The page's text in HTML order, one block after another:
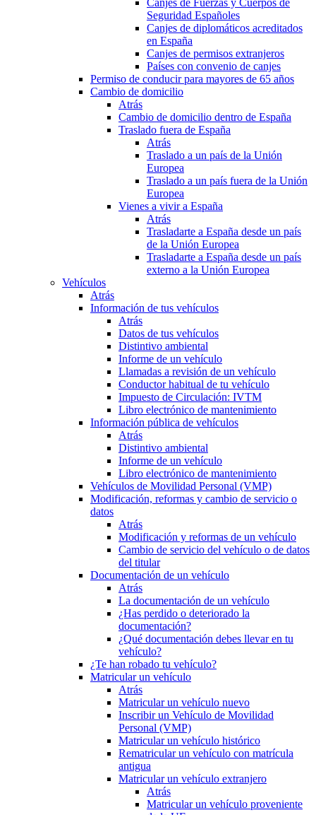
Canjes de Fuerzas y Cuerpos de
Seguridad Españoles
Canjes de diplomáticos acreditados
en España
Canjes de permisos extranjeros
Países con convenio de canjes
Permiso de conducir para mayores de 65 años
Cambio de domicilio
Atrás
Cambio de domicilio dentro de España
Traslado fuera de España
Atrás
Traslado a un país de la Unión
Europea
Traslado a un país fuera de la Unión
Europea
Vienes a vivir a España
Atrás
Trasladarte a España desde un país
de la Unión Europea
Trasladarte a España desde un país
externo a la Unión Europea
Vehículos
Atrás
Información de tus vehículos
Atrás
Datos de tus vehículos
Distintivo ambiental
Informe de un vehículo
Llamadas a revisión de un vehículo
Conductor habitual de tu vehículo
Impuesto de Circulación: IVTM
Libro electrónico de mantenimiento
Información pública de vehículos
Atrás
Distintivo ambiental
Informe de un vehículo
Libro electrónico de mantenimiento
Vehículos de Movilidad Personal (VMP)
Modificación, reformas y cambio de servicio o
datos
Atrás
Modificación y reformas de un vehículo
Cambio de servicio del vehículo o de datos
del titular
Documentación de un vehículo
Atrás
La documentación de un vehículo
¿Has perdido o deteriorado la
documentación?
¿Qué documentación debes llevar en tu
vehículo?
¿Te han robado tu vehículo?
Matricular un vehículo
Atrás
Matricular un vehículo nuevo
Inscribir un Vehículo de Movilidad
Personal (VMP)
Matricular un vehículo histórico
Rematricular un vehículo con matrícula
antigua
Matricular un vehículo extranjero
Atrás
Matricular un vehículo proveniente